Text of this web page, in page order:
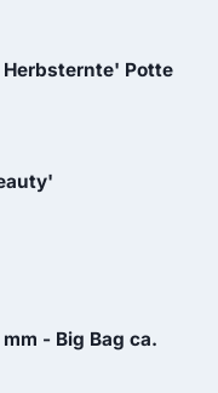
Potte
- Big Bag ca.